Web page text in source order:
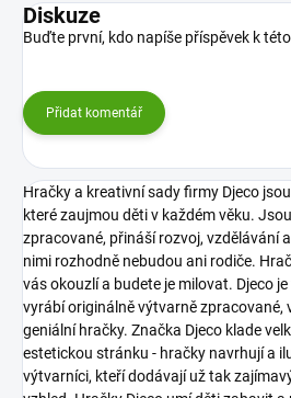
Diskuze
Buďte první, kdo napíše příspěvek k
Přidat komentář
Hračky a kreativní sady firmy Djeco
které zaujmou děti v každém věku.
zpracované, přináší rozvoj, vzdělávání
nimi rozhodně nebudou ani rodiče.
vás okouzlí a budete je milovat. Djeco
vyrábí originálně výtvarně zpracované,
geniální hračky. Značka Djeco klade
estetickou stránku - hračky navrhují a
výtvarníci, kteří dodávají už tak